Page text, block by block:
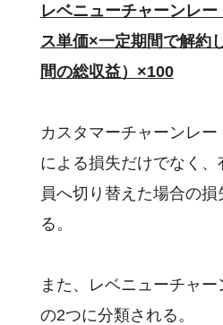
レベニューチャーンレ
ス単価×一定期間で解約
間の総収益）×100
カスタマーチャーンレ
による損失だけでなく
員へ切り替えた場合の
る。
また、レベニューチャ
の2つに分類される。